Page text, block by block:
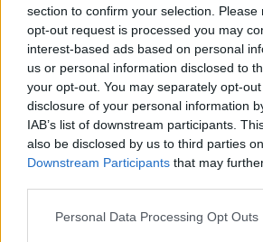
section to confirm your selection.
opt-out request is processed you may
interest-based ads based on personal
us or personal information disclosed to
your opt-out. You may separately opt-
disclosure of your personal information
IAB’s list of downstream participants.
also be disclosed by us to third parties
Downstream Participants that may
Personal Data Processing Opt Outs